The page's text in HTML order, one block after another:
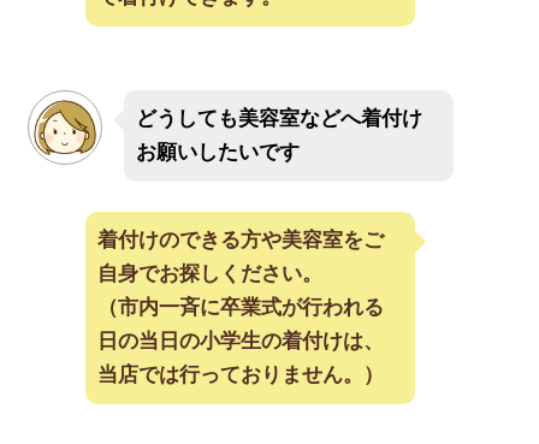
どうしても美容室などへ着付け
お願いしたいです
着付けのできる方や美容室をご
自身でお探しください。
（市内一斉に卒業式が行われる
日の当日の小学生の着付けは、
当店では行っておりません。）